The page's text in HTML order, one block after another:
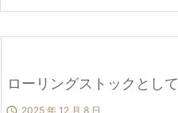
ローリングストックとして
 2025 年 12 月 8 日